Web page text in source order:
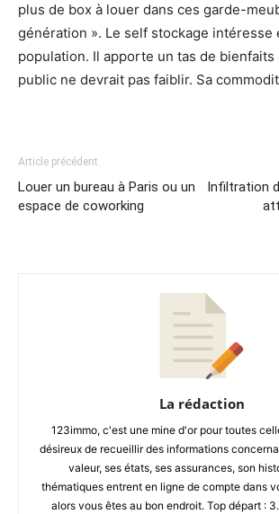
plus de box à louer dans ces garde-
génération ». Le self stockage intéresse
population. Il apporte un tas de bienfaits
public ne devrait pas faiblir. Sa
Article précédent
Louer un bureau à Paris ou un
espace de coworking
Infiltration
La rédaction
123immo, c'est une mine d'or pour toutes
désireux de recueillir des informations
valeur, ses états, ses assurances, son
thématiques entrent en ligne de compte dans
alors vous êtes au bon endroit. Top départ :